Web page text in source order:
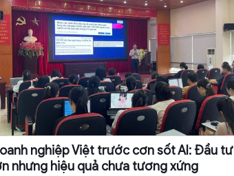
nghiệp Việt trước cơn sốt AI: Đầu tư
nhưng hiệu quả chưa tương xứng